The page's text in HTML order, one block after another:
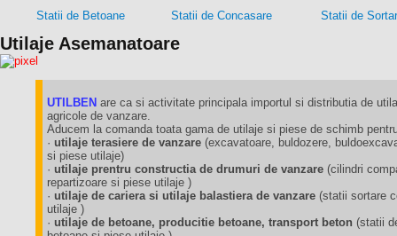
Statii de Betoane Statii de Concasare Statii de
Utilaje Asemanatoare
UTILBEN are ca si activitate principala importul si distributia de
agricole de vanzare.
Aducem la comanda toata gama de utilaje si piese de schimb
· utilaje terasiere de vanzare (excavatoare, buldozere,
si piese utilaje)
· utilaje prentru constructia de drumuri de vanzare (cilindri
repartizoare si piese utilaje )
· utilaje de cariera si utilaje balastiera de vanzare (statii sortare
utilaje )
· utilaje de betoane, producitie betoane, transport beton (statii